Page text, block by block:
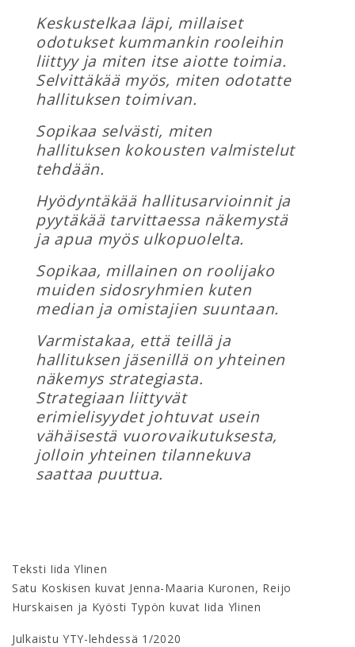
Keskustelkaa läpi, millaiset
odotukset kummankin rooleihin
liittyy ja miten itse aiotte toimia.
Selvittäkää myös, miten odotatte
hallituksen toimivan.
Sopikaa selvästi, miten
hallituksen kokousten valmistelut
tehdään.
Hyödyntäkää hallitusarvioinnit ja
pyytäkää tarvittaessa näkemystä
ja apua myös ulkopuolelta.
Sopikaa, millainen on roolijako
muiden sidosryhmien kuten
median ja omistajien suuntaan.
Varmistakaa, että teillä ja
hallituksen jäsenillä on yhteinen
näkemys strategiasta.
Strategiaan liittyvät
erimielisyydet johtuvat usein
vähäisestä vuorovaikutuksesta,
jolloin yhteinen tilannekuva
saattaa puuttua.
Teksti Iida Ylinen
Satu Koskisen kuvat Jenna-Maaria Kuronen, Reijo
Hurskaisen ja Kyösti Typön kuvat Iida Ylinen
Julkaistu YTY-lehdessä 1/2020